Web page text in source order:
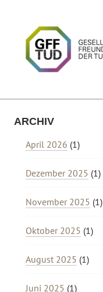
ARCHIV
April 2026 (1)
Dezember 2025 (1)
November 2025 (1)
Oktober 2025 (1)
August 2025 (1)
Juni 2025 (1)